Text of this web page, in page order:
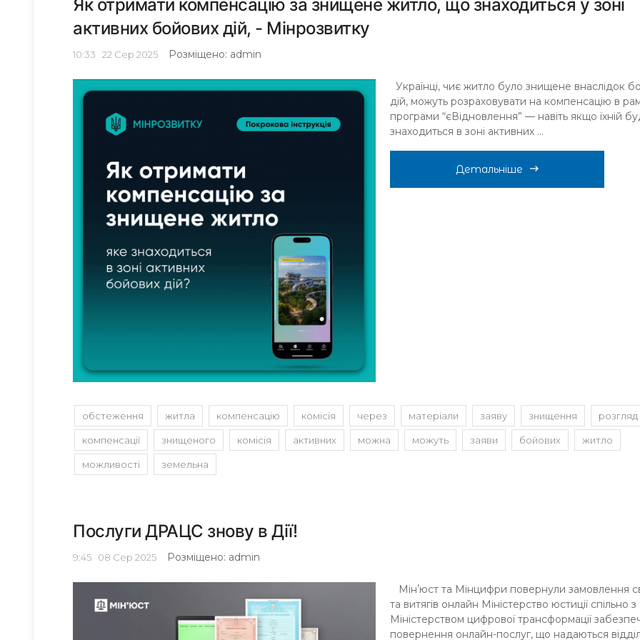
Як отримати компенсацію за знищене житло, що знаходиться у зоні
активних бойових дій, - Мінрозвитку
10:33 22 Сер 2025 Розміщено: admin
Українці, чиє житло було знищене внаслідок
дій, можуть розраховувати на компенсацію в
програми “єВідновлення” — навіть якщо їхній
знаходиться в зоні активних ...
Детальніше
обстеження житла компенсацію комісія через матеріали заяву знищення розгляд
компенсації знищеного комісія активних можна можуть заяви бойових житло
можливості земельна
Послуги ДРАЦС знову в Дії!
9:45 08 Сер 2025 Розміщено: admin
Мінʼюст та Мінцифри повернули замовлення
та витягів онлайн Міністерство юстиції спільно з
Міністерством цифрової трансформації
повернення онлайн-послуг, що надаються